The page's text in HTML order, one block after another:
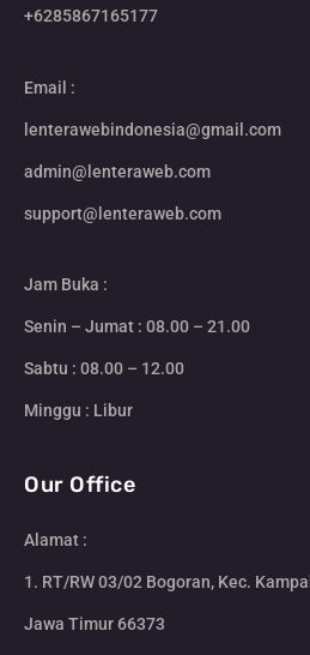
+6285867165177
Email :
lenterawebindonesia@gmail.com
admin@lenteraweb.com
support@lenteraweb.com
Jam Buka :
Senin – Jumat : 08.00 – 21.00
Sabtu : 08.00 – 12.00
Minggu : Libur
Our Office
Alamat :
1. RT/RW 03/02 Bogoran, Kec.
Jawa Timur 66373